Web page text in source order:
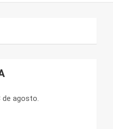
de agosto.